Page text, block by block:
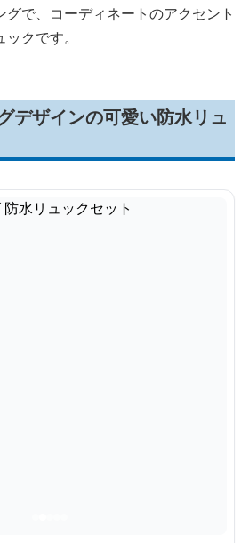
で、コーディネートのアクセント
クです。
デザインの可愛い防水リュ